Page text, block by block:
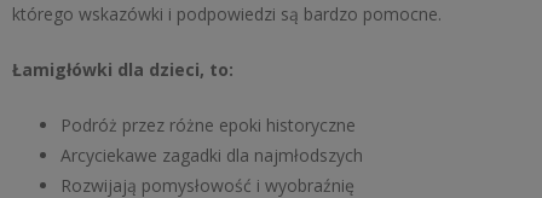
którego wskazówki i podpowiedzi są bardzo pomocne.
Łamigłówki dla dzieci, to:
Podróż przez różne epoki historyczne
Arcyciekawe zagadki dla najmłodszych
Rozwijają pomysłowość i wyobraźnię